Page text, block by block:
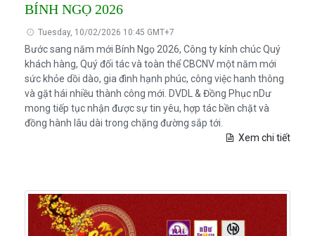
BÍNH NGỌ 2026
Tuesday, 10/02/2026 10:45 GMT+7
Bước sang năm mới Bính Ngọ 2026, Công ty kính chúc Quý
khách hàng, Quý đối tác và toàn thể CBCNV một năm mới
sức khỏe dồi dào, gia đình hạnh phúc, công việc hanh thông
và gặt hái nhiều thành công mới. DVDL & Đồng Phục nDư
mong tiếp tục nhận được sự tin yêu, hợp tác bền chặt và
đồng hành lâu dài trong chặng đường sắp tới.
Xem chi tiết